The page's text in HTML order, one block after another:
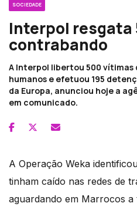
SOCIEDADE
Interpol resgata
contrabando
A Interpol libertou 500 vítimas
humanos e efetuou 195
da Europa, anunciou hoje a
em comunicado.
A Operação Weka
tinham caído nas redes de
aguardando em Marrocos a